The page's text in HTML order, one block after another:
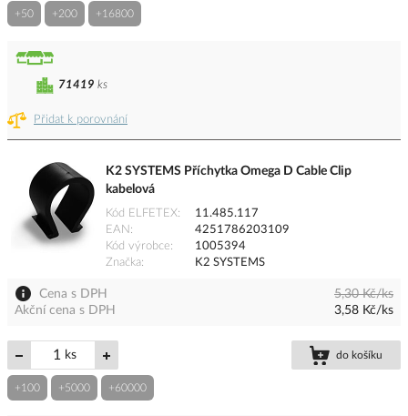
+50 +200 +16800
Přidat k porovnání
71419 ks
K2 SYSTEMS Příchytka Omega D Cable Clip
kabelová
Kód ELFETEX
11.485.117
EAN
4251786203109
Kód výrobce
1005394
Značka
K2 SYSTEMS
Cena s DPH
5,30 Kč/ks
Akční cena s DPH
3,58 Kč/ks
ks do košíku
+100 +5000 +60000